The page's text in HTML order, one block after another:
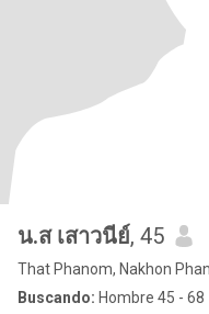
น.ส เสาวนีย์, 45
That Phanom, Nakhon
Buscando: Hombre 45 - 68